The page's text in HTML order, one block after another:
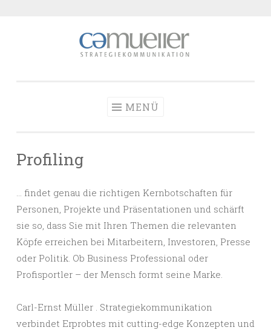
MENÜ
Profiling
… findet genau die richtigen Kernbotschaften für
Personen, Projekte und Präsentationen und schärft
sie so, dass Sie mit Ihren Themen die relevanten
Köpfe erreichen bei Mitarbeitern, Investoren, Presse
oder Politik. Ob Business Professional oder
Profisportler – der Mensch formt seine Marke.
Carl-Ernst Müller . Strategiekommunikation
verbindet Erprobtes mit cutting-edge Konzepten und